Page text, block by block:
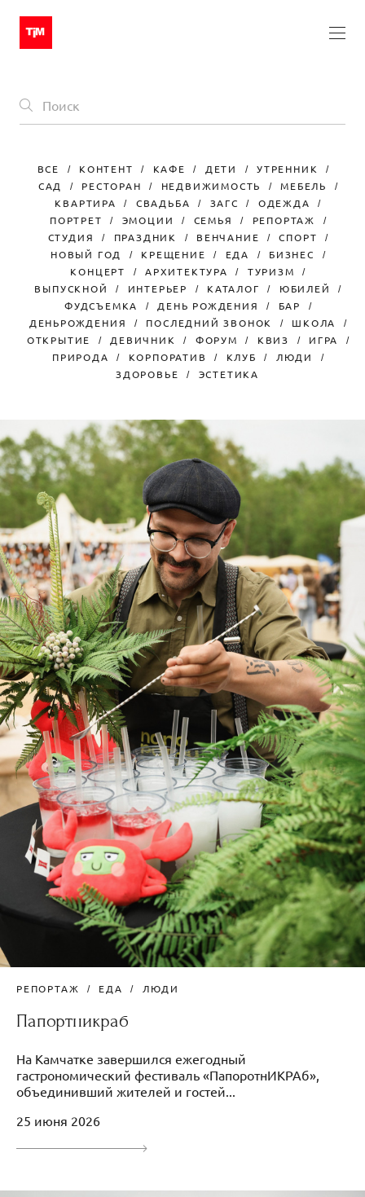
ВСЕ КОНТЕНТ КАФЕ ДЕТИ
УТРЕННИК
САД
РЕСТОРАН НЕДВИЖИМОСТЬ
МЕБЕЛЬ
КВАРТИРА
СВАДЬБА ЗАГС
ОДЕЖДА
ПОРТРЕТ
ЭМОЦИИ СЕМЬЯ
РЕПОРТАЖ
СТУДИЯ
ПРАЗДНИК ВЕНЧАНИЕ
СПОРТ
НОВЫЙ ГОД
КРЕЩЕНИЕ ЕДА
БИЗНЕС
КОНЦЕРТ
АРХИТЕКТУРА
ТУРИЗМ
ВЫПУСКНОЙ
ИНТЕРЬЕР КАТАЛОГ
ЮБИЛЕЙ
ФУДСЪЕМКА
ДЕНЬ РОЖДЕНИЯ
БАР
ДЕНЬРОЖДЕНИЯ
ПОСЛЕДНИЙ ЗВОНОК
ШКОЛА
ОТКРЫТИЕ
ДЕВИЧНИК ФОРУМ КВИЗ
ИГРА
ПРИРОДА
КОРПОРАТИВ КЛУБ
ЛЮДИ
ЗДОРОВЬЕ
ЭСТЕТИКА
РЕПОРТАЖ ЕДА ЛЮДИ
Папортникраб
На Камчатке завершился ежегодный
гастрономический фестиваль «ПапоротнИКРАб»,
объединивший жителей и гостей...
25 июня 2026